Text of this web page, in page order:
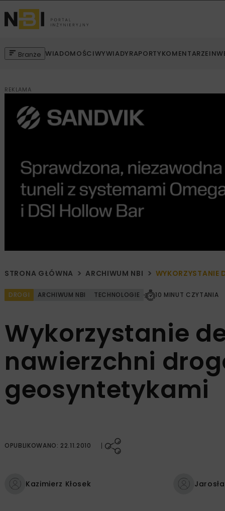
Branże WIADOMOŚCIWYWIADYRAPORTYKOMENTARZE
REKLAMA
STRONA GŁÓWNA ARCHIWUM NBI WYKORZYSTANIE
DROGI ARCHIWUM NBI TECHNOLOGIE 10 MINUT CZYTANIA
Wykorzystanie
nawierzchni
geosyntetykami
OPUBLIKOWANO: 22.11.2010
Kazimierz Kłosek